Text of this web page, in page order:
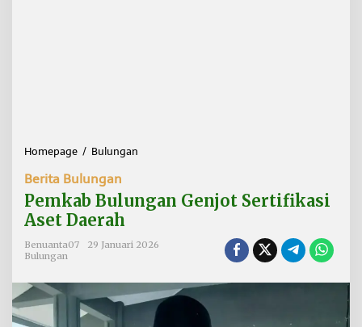
Homepage / Bulungan
k
a
u
n
Berita Bulungan
Pemkab Bulungan Genjot Sertifikasi
Aset Daerah
Benuanta07
29 Januari 2026
Bulungan